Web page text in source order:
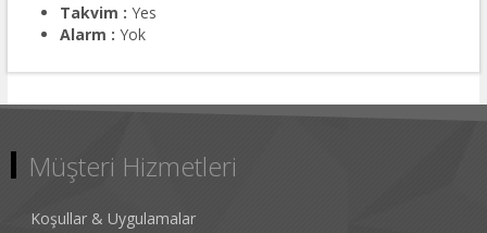
Takvim : Yes
Alarm : Yok
Müşteri Hizmetleri
Koşullar & Uygulamalar